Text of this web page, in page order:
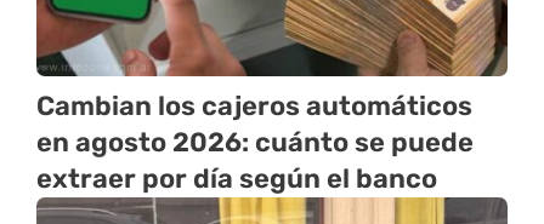
Cambian los cajeros automáticos
en agosto 2026: cuánto se puede
extraer por día según el banco